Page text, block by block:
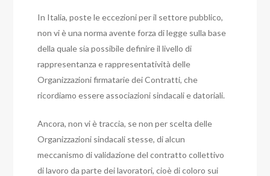
In Italia, poste le eccezioni per il settore pubblico,
non vi è una norma avente forza di legge sulla base
della quale sia possibile definire il livello di
rappresentanza e rappresentatività delle
Organizzazioni firmatarie dei Contratti, che
ricordiamo essere associazioni sindacali e datoriali.
Ancora, non vi è traccia, se non per scelta delle
Organizzazioni sindacali stesse, di alcun
meccanismo di validazione del contratto collettivo
di lavoro da parte dei lavoratori, cioè di coloro sui